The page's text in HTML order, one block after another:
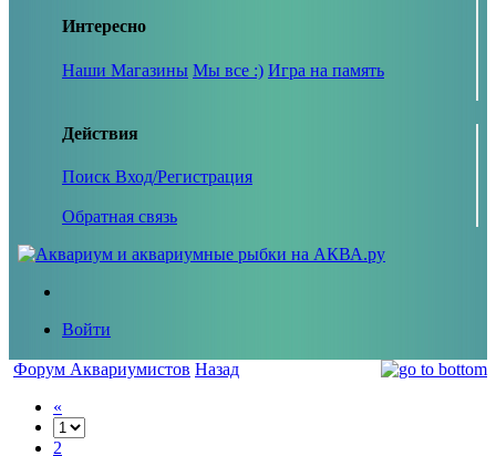
Интересно
Наши Магазины Мы все :) Игра на память
Действия
Поиск Вход/Регистрация
Обратная связь
Войти
Форум Аквариумистов Назад
«
2